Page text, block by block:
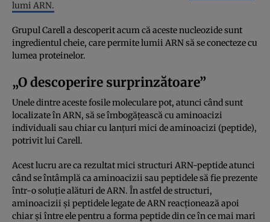
lumi ARN.
Grupul Carell a descoperit acum că aceste nucleozide sunt
ingredientul cheie, care permite lumii ARN să se conecteze cu
lumea proteinelor.
„O descoperire surprinzătoare”
Unele dintre aceste fosile moleculare pot, atunci când sunt
localizate în ARN, să se îmbogățească cu aminoacizi
individuali sau chiar cu lanțuri mici de aminoacizi (peptide),
potrivit lui Carell.
Acest lucru are ca rezultat mici structuri ARN-peptide atunci
când se întâmplă ca aminoacizii sau peptidele să fie prezente
într-o soluție alături de ARN. În astfel de structuri,
aminoacizii și peptidele legate de ARN reacționează apoi
chiar și între ele pentru a forma peptide din ce în ce mai mari